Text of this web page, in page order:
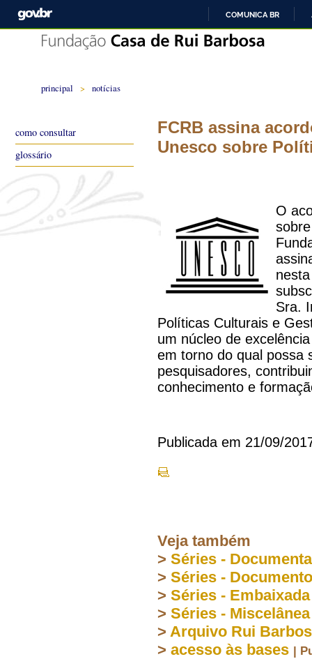
COMUNICA BR
principal > notícias
FCRB assina
Unesco sobre
O
Sra.
Políticas Culturais e
um núcleo de
em torno do qual possa
pesquisadores,
conhecimento e
Publicada em 21/09/
Veja também
> Séries -
> Séries -
> Séries -
> Séries - Miscelânea
> Arquivo Rui
> acesso às bases |
como consultar
glossário